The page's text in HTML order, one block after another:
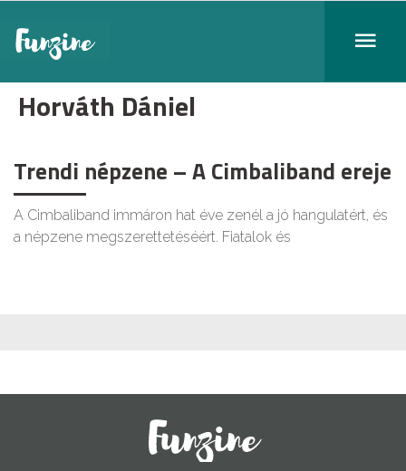
Horváth Dániel
Trendi népzene – A Cimbaliband ereje
A Cimbaliband immáron hat éve zenél a jó hangulatért, és
a népzene megszerettetéséért. Fiatalok és